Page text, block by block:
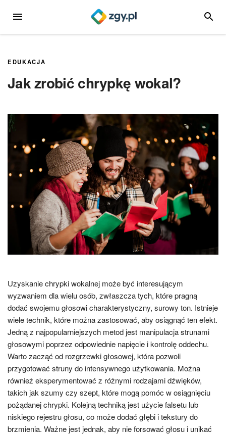
MENU
EDUKACJA
Jak zrobić chrypkę wokal?
Uzyskanie chrypki wokalnej może być interesującym
wyzwaniem dla wielu osób, zwłaszcza tych, które pragną
dodać swojemu głosowi charakterystyczny, surowy ton. Istnieje
wiele technik, które można zastosować, aby osiągnąć ten efekt.
Jedną z najpopularniejszych metod jest manipulacja strunami
głosowymi poprzez odpowiednie napięcie i kontrolę oddechu.
Warto zacząć od rozgrzewki głosowej, która pozwoli
przygotować struny do intensywnego użytkowania. Można
również eksperymentować z różnymi rodzajami dźwięków,
takich jak szumy czy szept, które mogą pomóc w osiągnięciu
pożądanej chrypki. Kolejną techniką jest użycie falsetu lub
niskiego rejestru głosu, co może dodać głębi i tekstury do
brzmienia. Ważne jest jednak, aby nie forsować głosu i unikać